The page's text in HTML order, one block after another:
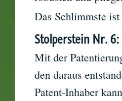
Das Schlimmste
Stolperstein Nr.
Mit der
den daraus
Patent-Inhaber